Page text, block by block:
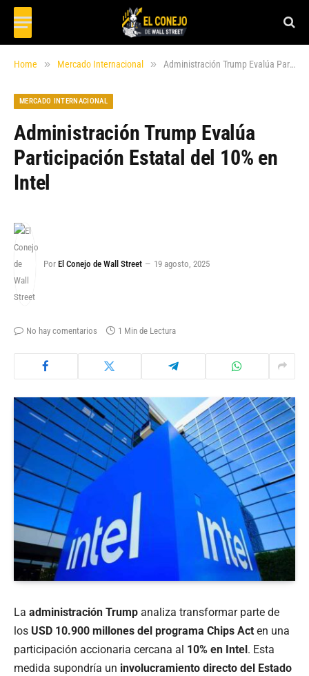
Home » Mercado Internacional » Administración Trump Evalúa Participación Estatal del 10% en Intel
MERCADO INTERNACIONAL
Administración Trump Evalúa
Participación Estatal del 10% en
Intel
Por El Conejo de Wall Street 19 agosto, 2025
No hay comentarios 1 Min de Lectura
La administración Trump analiza transformar parte de
los USD 10.900 millones del programa Chips Act en una
participación accionaria cercana al 10% en Intel . Esta
medida supondría un involucramiento directo del Estado